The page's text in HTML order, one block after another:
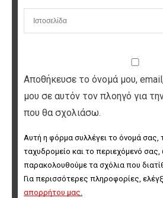
Αποθήκευσε το όνομά μου,
μου σε αυτόν τον πλοηγό για
που θα σχολιάσω.
Αυτή η φόρμα συλλέγει το όνομά σας,
ταχυδρομείο και το περιεχόμενό
παρακολουθούμε τα σχόλια που
Για περισσότερες πληροφορίες,
απορρήτου μας